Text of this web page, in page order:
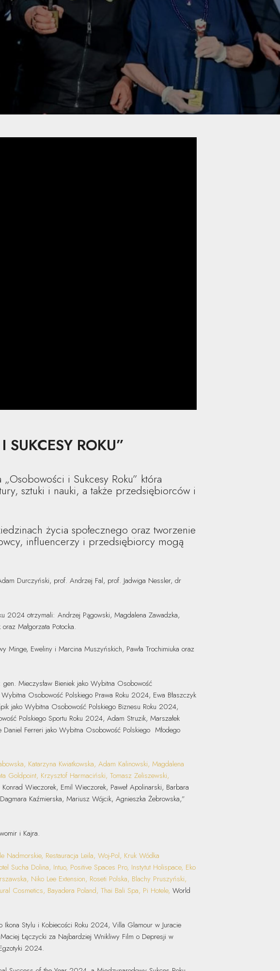
ROKU”
i Sukcesy Roku” która
sztuki i nauki, a także przedsiębiorców i
życia społecznego oraz tworzenie
influencerzy i przedsiębiorcy mogą
Durczyński, prof. Andrzej Fal, prof. Jadwiga Nessler, dr
2024 otrzymali: Andrzej Pągowski, Magdalena Zawadzka,
Małgorzata Potocka.
Minge, Eweliny i Marcina Muszyńskich, Pawła Trochimiuka oraz
Mieczysław Bieniek jako Wybitna Osobowość
Osobowość Polskiego Prawa Roku 2024, Ewa Błaszczyk
jako Wybitna Osobowość Polskiego Biznesu Roku 2024,
Polskiego Sportu Roku 2024, Adam Struzik, Marszałek
Ferreri jako Wybitna Osobowość Polskiego Młodego
Katarzyna Kwiatkowska, Adam Kalinowski, Magdalena
Goldpoint, Krzysztof Harmaciński, Tomasz Zeliszewski,
Wieczorek, Emil Wieczorek, Paweł Apolinarski, Barbara
Kaźmierska, Mariusz Wójcik, Agnieszka Żebrowska,”
i Kajra.
Nadmorskie, Restauracja Leila, Woj-Pol, Kruk Wódka
Sucha Dolina, Intuo, Positive Spaces Pro, Instytut Holispace, Eko
Niko Lee Extension, Roseti Polska, Blachy Pruszyński,
Cosmetics, Bayadera Poland, Thai Bali Spa, Pi Hotele,World
Stylu i Kobiecości Roku 2024, Villa Glamour w Juracie
Łęczycki za Najbardziej Wnikliwy Film o Depresji w
2024.